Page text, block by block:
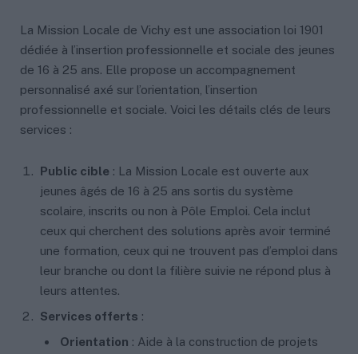
La Mission Locale de Vichy est une association loi 1901
dédiée à l’insertion professionnelle et sociale des jeunes
de 16 à 25 ans. Elle propose un accompagnement
personnalisé axé sur l’orientation, l’insertion
professionnelle et sociale. Voici les détails clés de leurs
services :
Public cible : La Mission Locale est ouverte aux
jeunes âgés de 16 à 25 ans sortis du système
scolaire, inscrits ou non à Pôle Emploi. Cela inclut
ceux qui cherchent des solutions après avoir terminé
une formation, ceux qui ne trouvent pas d’emploi dans
leur branche ou dont la filière suivie ne répond plus à
leurs attentes.
Services offerts :
Orientation : Aide à la construction de projets